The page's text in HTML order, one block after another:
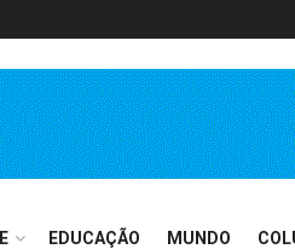
EDUCAÇÃO MUNDO